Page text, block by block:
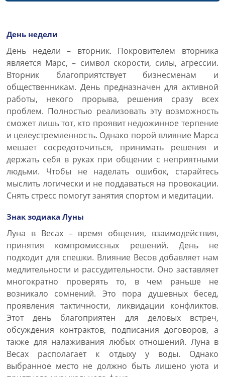
День недели
День недели – вторник. Покровителем вторника
является Марс, – символ скорости, силы, агрессии.
Вторник благоприятствует бизнесменам и
общественникам. День предназначен для активной
работы, некого прорыва, решения сразу всех
проблем. Полностью реализовать эту возможность
сможет лишь тот, кто проявит недюжинное терпение
и целеустремленность. Однако порой влияние Марса
мешает сосредоточиться, принимать решения и
держать себя в руках при общении с неприятными
людьми. Чтобы не наделать ошибок, старайтесь
мыслить логически и не поддаваться на провокации.
Снять стресс помогут занятия спортом и медитации.
Знак зодиака Луны
Луна в Весах – время общения, взаимодействия,
принятия компромиссных решений. День не
подходит для спешки. Влияние Весов добавляет нам
медлительности и рассудительности. Оно заставляет
многократно проверять то, в чем раньше не
возникало сомнений. Это пора душевных бесед,
проявления тактичности, ликвидации конфликтов.
Этот день благоприятен для деловых встреч,
обсуждения контрактов, подписания договоров, а
также для налаживания любых отношений. Луна в
Весах располагает к отдыху у воды. Однако
выбранное место не должно быть лишено уюта и